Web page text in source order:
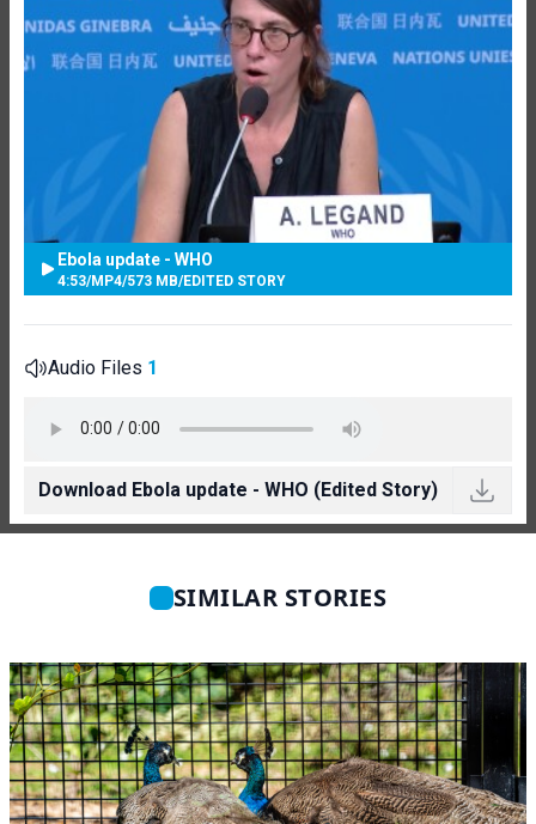
Ebola update - WHO
4:53/MP4/573 MB/EDITED STORY
Audio Files 1
Download Ebola update - WHO (Edited Story)
SIMILAR STORIES